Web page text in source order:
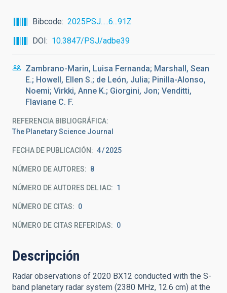
Bibcode
2025PSJ.....6...91Z
DOI
10.3847/PSJ/adbe39
Zambrano-Marin, Luisa Fernanda; Marshall, Sean
E.; Howell, Ellen S.; de León, Julia; Pinilla-Alonso,
Noemi; Virkki, Anne K.; Giorgini, Jon; Venditti,
Flaviane C. F.
REFERENCIA BIBLIOGRÁFICA
The Planetary Science Journal
FECHA DE PUBLICACIÓN: 4 2025
NÚMERO DE AUTORES 8
NÚMERO DE AUTORES DEL IAC 1
NÚMERO DE CITAS 0
NÚMERO DE CITAS REFERIDAS 0
Descripción
Radar observations of 2020 BX12 conducted with the S-
band planetary radar system (2380 MHz, 12.6 cm) at the